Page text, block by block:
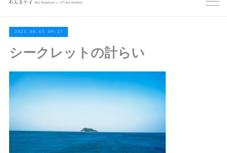
2021.08.03 09:17
シークレットの計らい